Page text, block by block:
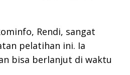
Rendi, sangat
pelatihan ini. Ia
bisa berlanjut di waktu